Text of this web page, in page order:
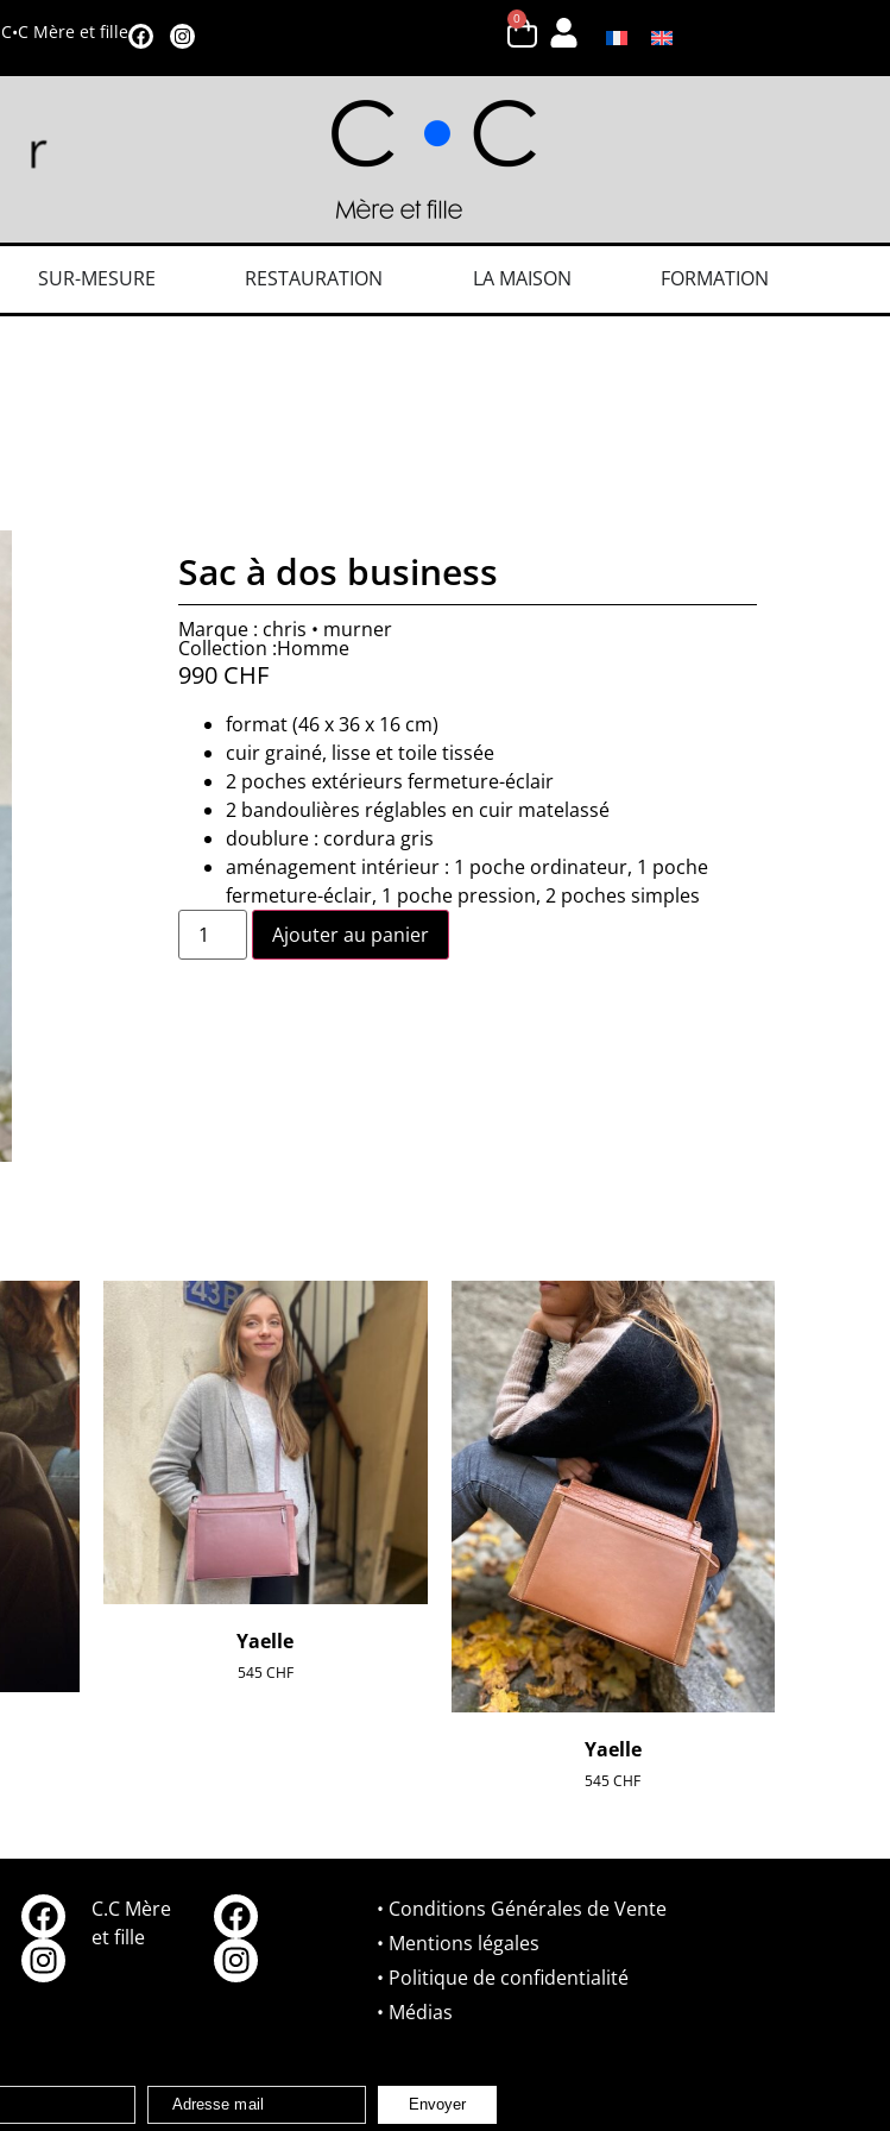
C•C Mère et fille
0
SUR-MESURE RESTAURATION LA MAISON FORMATION
Sac à dos business
Marque : chris • murner
Collection :Homme
990 CHF
format (46 x 36 x 16 cm)
cuir grainé, lisse et toile tissée
2 poches extérieurs fermeture-éclair
2 bandoulières réglables en cuir matelassé
doublure : cordura gris
aménagement intérieur : 1 poche ordinateur, 1 poche
fermeture-éclair, 1 poche pression, 2 poches simples
Ajouter au panier
Yaelle
545CHF
Yaelle
545CHF
C.C Mère
et fille
• Conditions Générales de Vente
• Mentions légales
• Politique de confidentialité
• Médias
Adresse mail Envoyer